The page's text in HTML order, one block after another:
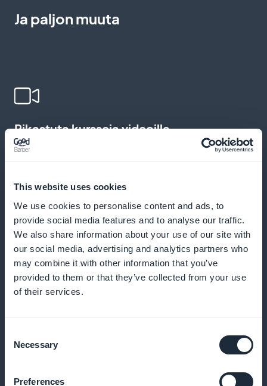
This website uses cookies
We use cookies to personalise content and ads, to
provide social media features and to analyse our traffic.
We also share information about your use of our site with
our social media, advertising and analytics partners who
may combine it with other information that you’ve
provided to them or that they’ve collected from your use
of their services.
Selection
Necessary
Preferences
Ja paljon muuta
Rikastuta kursseja videoilla
Lisää sitoutumista push-ilmoituksilla
Lähetä muistutuksia ja ilmoituksia motivoida tilaajia
pitämään istuntojaan yllä
Tarjoa podcast-muotoinen oppiminen
sujuvasti